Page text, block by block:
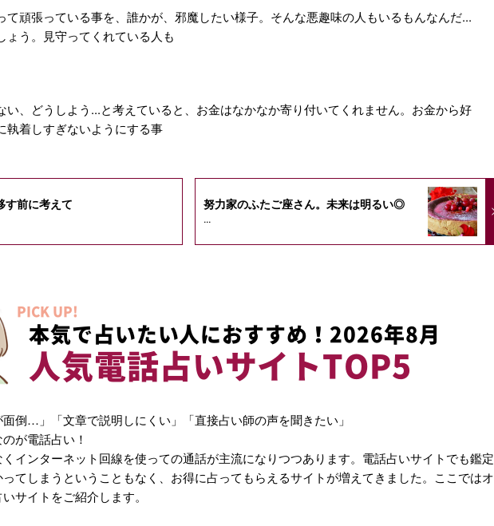
て頑張っている事を、誰かが、邪魔したい様子。そんな悪趣味の人もいるもんなんだ...
ょう。見守ってくれている人も
い、どうしよう...と考えていると、お金はなかなか寄り付いてくれません。お金から好
執着しすぎないようにする事
す前に考えて 努力家のふたご座さん。未来は明るい◎
...
PICK UP!
本気で占いたい人におすすめ！2026年8月
人気電話占いサイトTOP5
面倒…」「文章で説明しにくい」「直接占い師の声を聞きたい」
が電話占い！
インターネット回線を使っての通話が主流になりつつあります。電話占いサイトでも鑑定
てしまうということもなく、お得に占ってもらえるサイトが増えてきました。ここではオ
サイトをご紹介します。